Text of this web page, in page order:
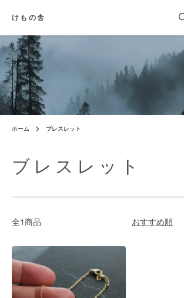
けもの舎
ホーム ブレスレット
ブレスレット
全1商品 おすすめ順